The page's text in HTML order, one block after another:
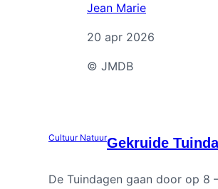
Jean Marie
20 apr 2026
© JMDB
Cultuur NatuurGekruide
De Tuindagen gaan door op 8